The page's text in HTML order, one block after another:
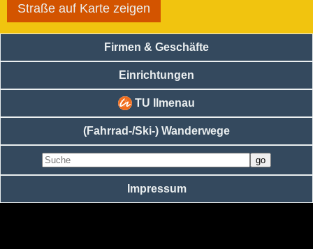
Straße auf Karte zeigen
Firmen & Geschäfte
Einrichtungen
TU Ilmenau
(Fahrrad-/Ski-) Wanderwege
Impressum